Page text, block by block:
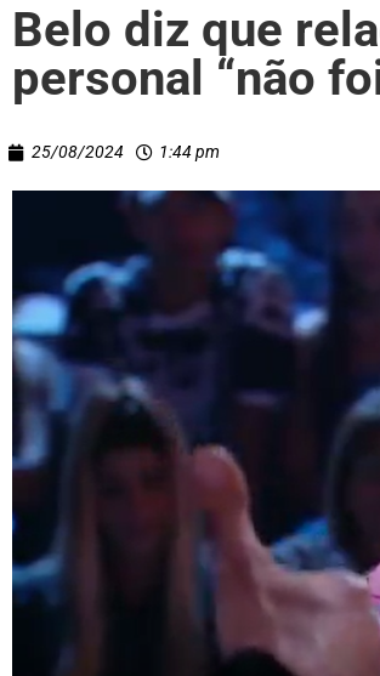
Belo diz que
personal “não
25/08/2024 1:44 pm